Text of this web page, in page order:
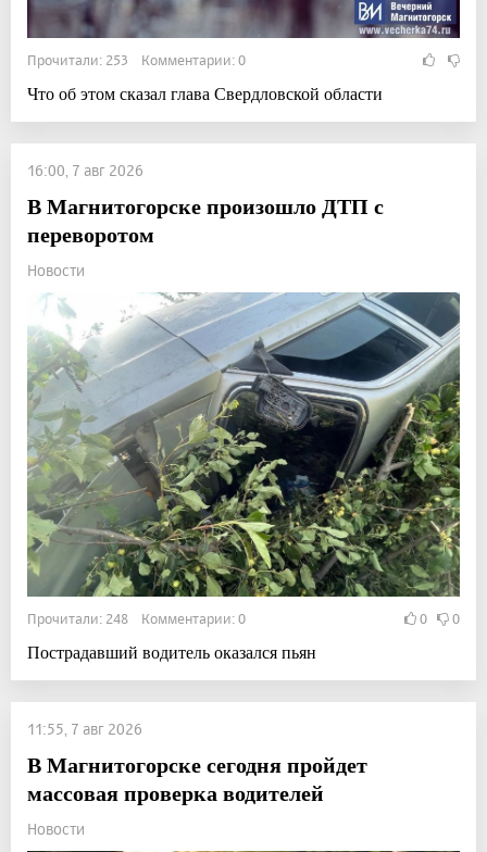
Прочитали: 253 Комментарии: 0
Что об этом сказал глава Свердловской области
16:00, 7 авг 2026
В Магнитогорске произошло ДТП с
переворотом
Новости
Прочитали: 248 Комментарии: 0 0 0
Пострадавший водитель оказался пьян
11:55, 7 авг 2026
В Магнитогорске сегодня пройдет
массовая проверка водителей
Новости